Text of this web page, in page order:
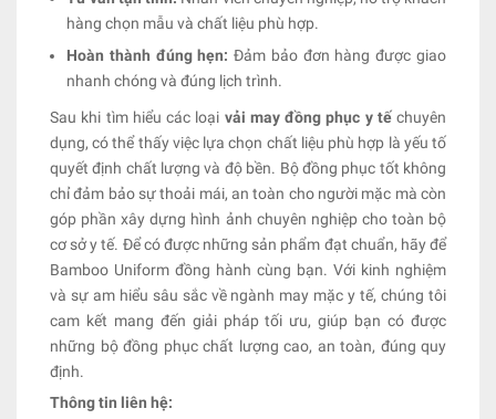
hàng chọn mẫu và chất liệu phù hợp.
Hoàn thành đúng hẹn:Đảm bảo đơn hàng được giao
nhanh chóng và đúng lịch trình.
Sau khi tìm hiểu các loại vải may đồng phục y tếchuyên
dụng, có thể thấy việc lựa chọn chất liệu phù hợp là yếu tố
quyết định chất lượng và độ bền. Bộ đồng phục tốt không
chỉ đảm bảo sự thoải mái, an toàn cho người mặc mà còn
góp phần xây dựng hình ảnh chuyên nghiệp cho toàn bộ
cơ sở y tế. Để có được những sản phẩm đạt chuẩn, hãy để
Bamboo Uniform đồng hành cùng bạn. Với kinh nghiệm
và sự am hiểu sâu sắc về ngành may mặc y tế, chúng tôi
cam kết mang đến giải pháp tối ưu, giúp bạn có được
những bộ đồng phục chất lượng cao, an toàn, đúng quy
định.
Thông tin liên hệ: